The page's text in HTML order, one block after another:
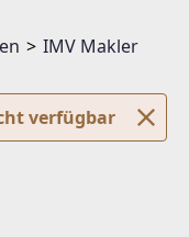
IMV Makler
verfügbar